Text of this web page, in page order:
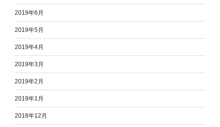
2019年6月
2019年5月
2019年4月
2019年3月
2019年2月
2019年1月
2018年12月